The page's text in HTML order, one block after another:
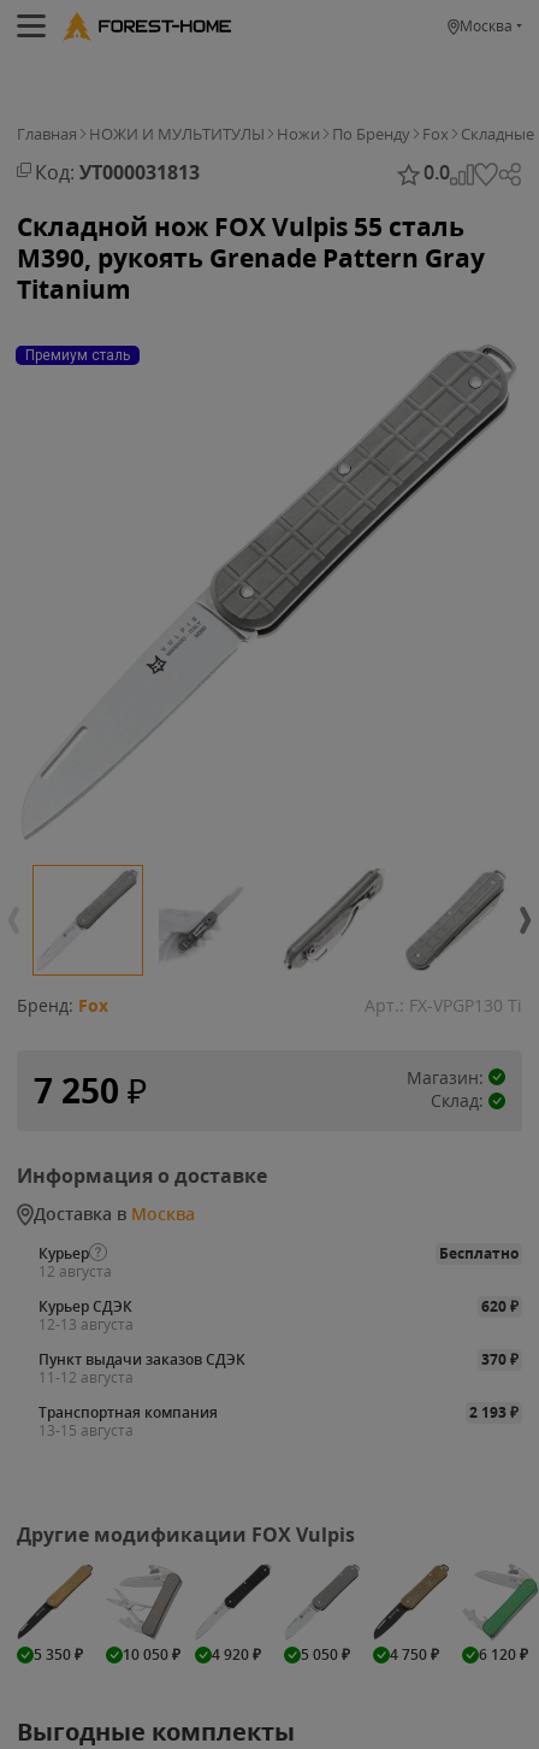
Москва
Главная НОЖИ И МУЛЬТИТУЛЫ Ножи По Бренду Fox
Код: УТ000031813 0.0
Складной нож FOX Vulpis 55 сталь
M390, рукоять Grenade Pattern Gray
Titanium
Премиум сталь
Бренд: Fox Арт.: FX-VPGP130 Ti
7 250 ₽
Магазин:
Склад:
Информация о доставке
Доставка в Москва
Курьер
Бесплатно
12 августа
Курьер СДЭК
620₽
12-13 августа
Пункт выдачи заказов СДЭК
370₽
11-12 августа
Транспортная компания
2 193₽
13-15 августа
Другие модификации FOX Vulpis
5 350₽ 10 050₽ 4 920₽ 5 050₽ 4 750₽ 6 120₽
Выгодные комплекты